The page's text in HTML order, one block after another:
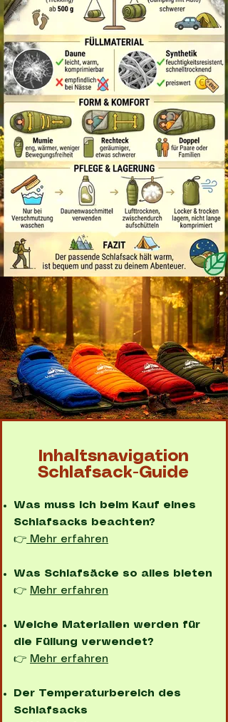
Inhaltsnavigation
Schlafsack-Guide
Was muss ich beim Kauf eines
Schlafsacks beachten?
👉 Mehr erfahren
Was Schlafsäcke so alles bieten
👉 Mehr erfahren
Welche Materialien werden für
die Füllung verwendet?
👉 Mehr erfahren
Der Temperaturbereich des
Schlafsacks